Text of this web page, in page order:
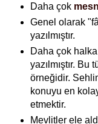
Daha çok
Genel olarak
yazılmıştır.
Daha çok
yazılmıştır. Bu
örneğidir.
konuyu en
etmektir.
Mevlitler ele